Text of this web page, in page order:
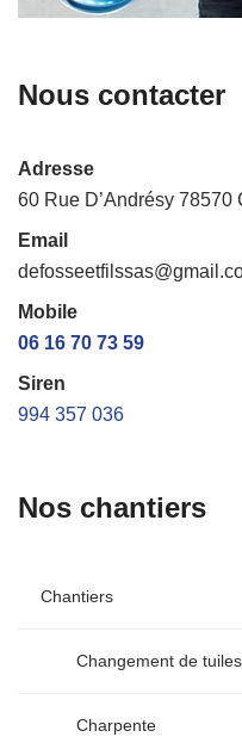
Nous contacter
Adresse
60 Rue D’Andrésy
Email
Mobile
06 16 70 73 59
Siren
994 357 036
Nos chantiers
Chantiers
Changement de tuiles
Charpente